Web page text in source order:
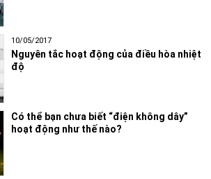
10/05/2017
Nguyên tắc hoạt động của điều hòa nhiệt
độ
Có thể bạn chưa biết “điện không dây”
hoạt động như thế nào?